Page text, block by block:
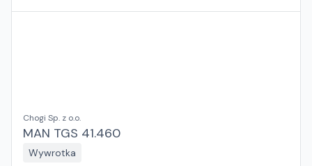
Chogi Sp. z o.o.
MAN TGS 41.460
Wywrotka